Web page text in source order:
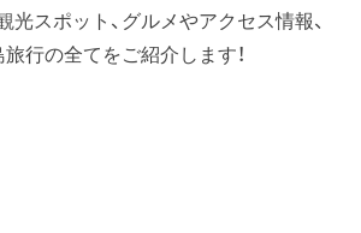
光スポット、グルメやアクセス情報、
行の全てをご紹介します！